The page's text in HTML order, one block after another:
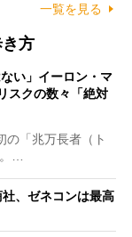
一覧を見る
方
い」イーロン・マ
スクの数々「絶対
「兆万長者（ト
…
社、ゼネコンは最高